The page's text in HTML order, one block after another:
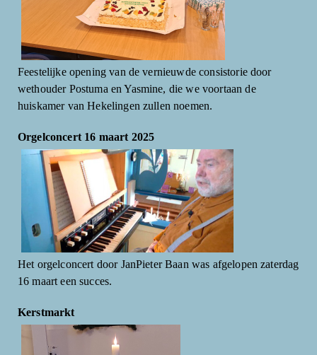
Feestelijke opening van de vernieuwde consistorie door
wethouder Postuma en Yasmine, die we voortaan de
huiskamer van Hekelingen zullen noemen.
Orgelconcert 16 maart 2025
Het orgelconcert door JanPieter Baan was afgelopen zaterdag
16 maart een succes.
Kerstmarkt